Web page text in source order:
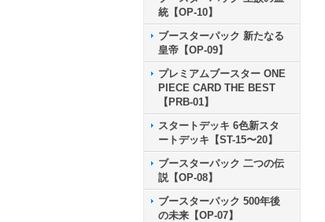
統【OP-10】
ブースターパック 新たなる
皇帝【OP-09】
プレミアムブースター ONE
PIECE CARD THE BEST
【PRB-01】
スタートデッキ 6色新スタ
ートデッキ【ST-15〜20】
ブースターパック 二つの伝
説【OP-08】
ブースターパック 500年後
の未来【OP-07】